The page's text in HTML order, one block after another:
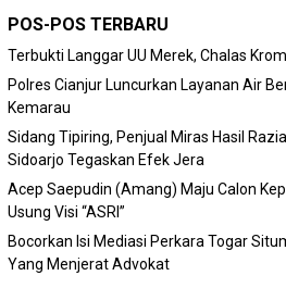
POS-POS TERBARU
Terbukti Langgar UU Merek, Chalas
Polres Cianjur Luncurkan Layanan Air
Kemarau
Sidang Tipiring, Penjual Miras Hasil
Sidoarjo Tegaskan Efek Jera
Acep Saepudin (Amang) Maju Calon
Usung Visi “ASRI”
Bocorkan Isi Mediasi Perkara Togar
Yang Menjerat Advokat